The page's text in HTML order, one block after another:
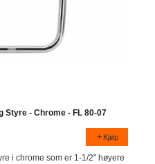
Styre - Chrome - FL 80-07
Kjøp
i chrome som er 1-1/2" høyere